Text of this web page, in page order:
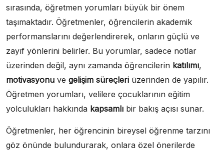
sırasında, öğretmen yorumları büyük bir önem
taşımaktadır. Öğretmenler, öğrencilerin akademik
performanslarını değerlendirerek, onların güçlü ve
zayıf yönlerini belirler. Bu yorumlar, sadece notlar
üzerinden değil, aynı zamanda öğrencilerin katılımı,
motivasyonu ve gelişim süreçleri üzerinden de yapılır.
Öğretmen yorumları, velilere çocuklarının eğitim
yolculukları hakkında kapsamlı bir bakış açısı sunar.
Öğretmenler, her öğrencinin bireysel öğrenme tarzını
göz önünde bulundurarak, onlara özel önerilerde